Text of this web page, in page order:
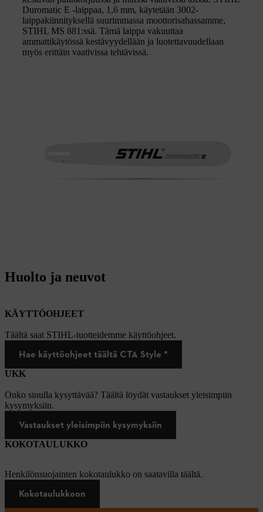
Duromatic E -laippaa, 1,6 mm, käytetään 3002-
laippakiinnityksellä suurimmassa moottorisahassamme,
STIHL MS 881:ssä. Tämä laippa vakuuttaa
ammattikäytössä kestävyydellään ja luotettavuudellaan
myös erittäin vaativissa tehtävissä.
Huolto ja neuvot
KÄYTTÖOHJEET
Täältä saat STIHL-tuotteidemme käyttöohjeet.
Hae käyttöohjeet täältä CTA Style *
UKK
Onko sinulla kysyttävää? Täältä löydät vastaukset yleisimpiin
kysymyksiin.
Vastaukset yleisimpiin kysymyksiin
KOKOTAULUKKO
Henkilönsuojainten kokotaulukko on saatavilla täältä.
Kokotaulukkoon